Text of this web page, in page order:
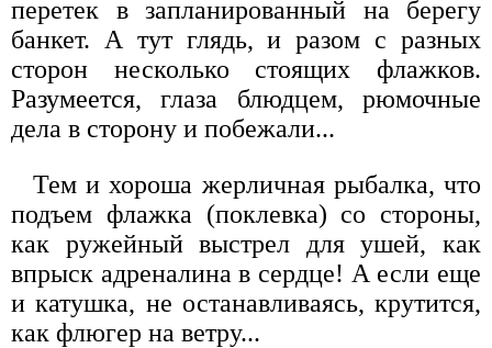
перетек в запланированный на берегу
банкет. А тут глядь, и разом с разных
сторон несколько стоящих флажков.
Разумеется, глаза блюдцем, рюмочные
дела в сторону и побежали...
Тем и хороша жерличная рыбалка, что
подъем флажка (поклевка) со стороны,
как ружейный выстрел для ушей, как
впрыск адреналина в сердце! А если еще
и катушка, не останавливаясь, крутится,
как флюгер на ветру...